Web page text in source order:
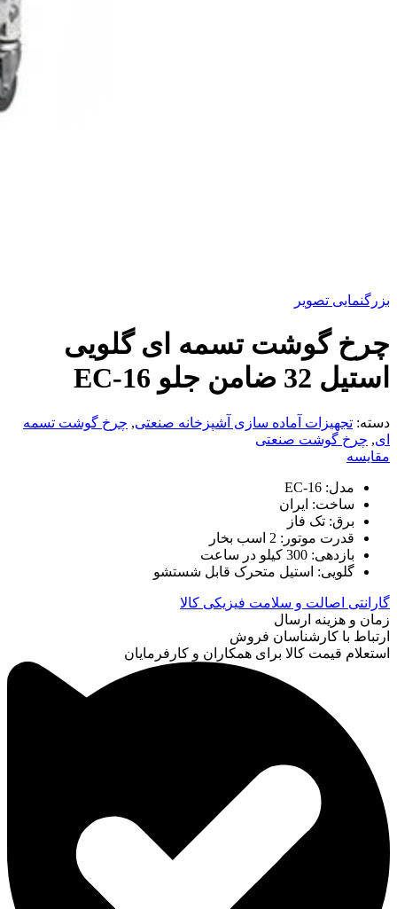
بزرگنمایی تصویر
چرخ گوشت تسمه ای گلویی
استیل 32 ضامن جلو EC-16
دسته: تجهیزات آماده سازی آشپزخانه صنعتی, چرخ گوشت تسمه
ای, چرخ گوشت صنعتی
مقایسه
مدل: EC-16
ساخت: ایران
برق: تک فاز
قدرت موتور: 2 اسب بخار
بازدهی: 300 کیلو در ساعت
گلویی: استیل متحرک قابل شستشو
گارانتی اصالت و سلامت فیزیکی کالا
زمان و هزینه ارسال
ارتباط با کارشناسان فروش
استعلام قیمت کالا برای همکاران و کارفرمایان